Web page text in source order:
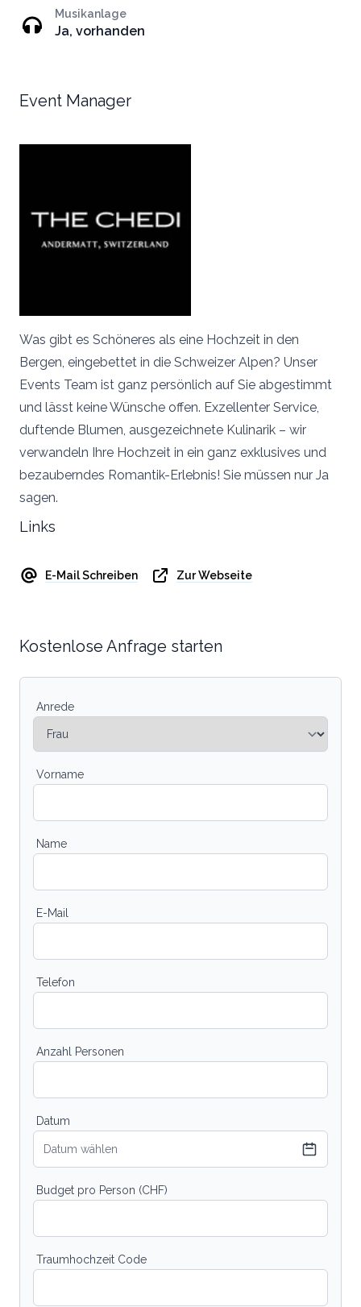
Musikanlage
Ja, vorhanden
Event Manager
Was gibt es Schöneres als eine Hochzeit in den
Bergen, eingebettet in die Schweizer Alpen? Unser
Events Team ist ganz persönlich auf Sie abgestimmt
und lässt keine Wünsche offen. Exzellenter Service,
duftende Blumen, ausgezeichnete Kulinarik – wir
verwandeln Ihre Hochzeit in ein ganz exklusives und
bezauberndes Romantik-Erlebnis! Sie müssen nur Ja
sagen.
Links
E-Mail Schreiben Zur Webseite
Kostenlose Anfrage starten
Anrede
Vorname
Name
E-Mail
Telefon
Anzahl Personen
Datum
Datum wählen
Budget pro Person (CHF)
Traumhochzeit Code